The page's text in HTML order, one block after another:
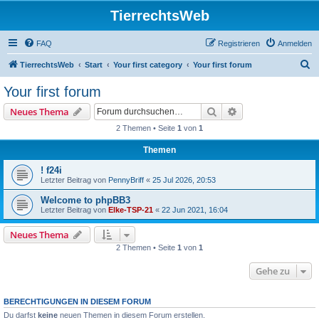
TierrechtsWeb
FAQ Anmelden
Registrieren
TierrechtsWeb Start Your first category Your first forum
Your first forum
Neues Thema Suche
2 Themen • Seite 1 von 1
Themen
! f24i
Letzter Beitrag von PennyBriff « 25 Jul 2026, 20:53
Welcome to phpBB3
Letzter Beitrag von Elke-TSP-21 « 22 Jun 2021, 16:04
Neues Thema
2 Themen • Seite 1 von 1
Gehe zu
BERECHTIGUNGEN IN DIESEM FORUM
Du darfst keine neuen Themen in diesem Forum erstellen.